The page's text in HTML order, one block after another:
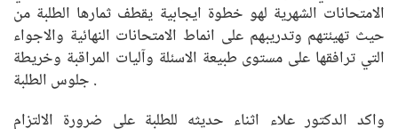
الامتحانات الشهرية لهو خطوة ايجابية يقطف ثمارها الطلبة من
حيث تهيئتهم وتدريبهم على انماط الامتحانات النهائية والاجواء
التي ترافقها على مستوى طبيعة الاسئلة وآليات المراقبة وخريطة
جلوس الطلبة .
واكد الدكتور علاء اثناء حديثه للطلبة على ضرورة الالتزام